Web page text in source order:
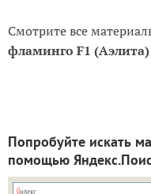
Смотрите все
фламинго F1 (Аэлита)
Попробуйте искать
помощью